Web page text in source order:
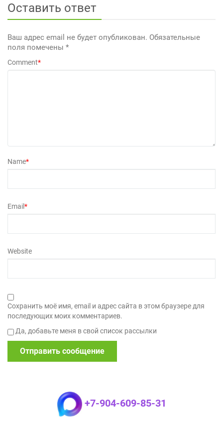
Оставить ответ
Ваш адрес email не будет опубликован. Обязательные
поля помечены *
Comment*
Name*
Email*
Website
Сохранить моё имя, email и адрес сайта в этом браузере для
последующих моих комментариев.
Да, добавьте меня в свой список рассылки
+7-904-609-85-31